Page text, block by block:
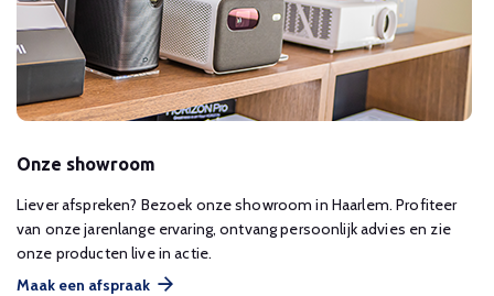
Onze showroom
Liever afspreken? Bezoek onze showroom in Haarlem. Profiteer
van onze jarenlange ervaring, ontvang persoonlijk advies en zie
onze producten live in actie.
Maak een afspraak